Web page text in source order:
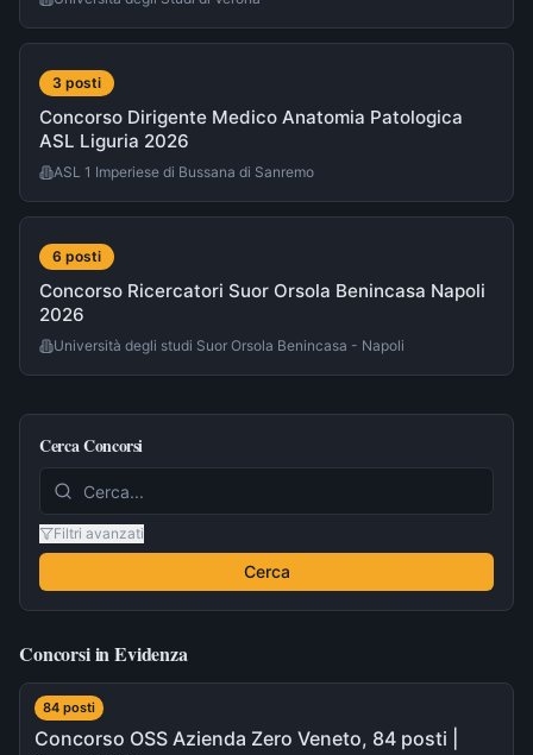
3 posti
Concorso Dirigente Medico Anatomia Patologica
ASL Liguria 2026
ASL 1 Imperiese di Bussana di Sanremo
6 posti
Concorso Ricercatori Suor Orsola Benincasa Napoli
2026
Università degli studi Suor Orsola Benincasa - Napoli
Cerca Concorsi
Filtri avanzati
Cerca
Concorsi in Evidenza
84 posti
Concorso OSS Azienda Zero Veneto, 84 posti |